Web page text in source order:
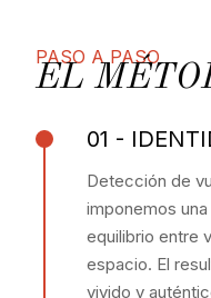
PASO A PASO
EL
01 -
Detección de
imponemos
equilibrio entre
espacio. El
vivido y